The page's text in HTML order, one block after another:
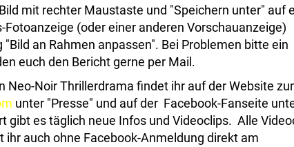
mit rechter Maustaste und "Speichern unter" auf
(oder einer anderen Vorschauanzeige)
an Rahmen anpassen". Bei Problemen bitte ein
euch den Bericht gerne per Mail.
Noir Thrillerdrama findet ihr auf der Website
unter "Presse" und auf der Facebook-Fanseite
gibt es täglich neue Infos und Videoclips. Alle
ihr auch ohne Facebook-Anmeldung direkt am